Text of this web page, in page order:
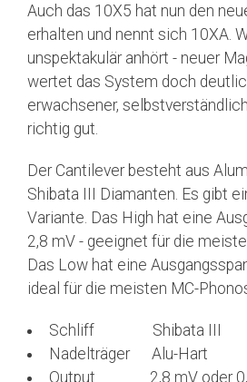
Auch das 10X5 hat nun den
erhalten und nennt sich 10XA.
unspektakulär anhört - neuer
wertet das System doch
erwachsener,
richtig gut.
Der Cantilever besteht aus
Shibata III Diamanten. Es gibt
Variante. Das High hat eine
2,8 mV - geeignet für die
Das Low hat eine
ideal für die meisten MC-
Schliff Shibata III
Nadelträger Alu-Hart
Output 2,8 mV oder